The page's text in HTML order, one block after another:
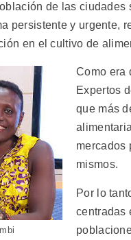
de las
persistente y urgente,
en el cultivo de
Como era
Expertos
que más
mercados
mismos.
Por lo
centradas